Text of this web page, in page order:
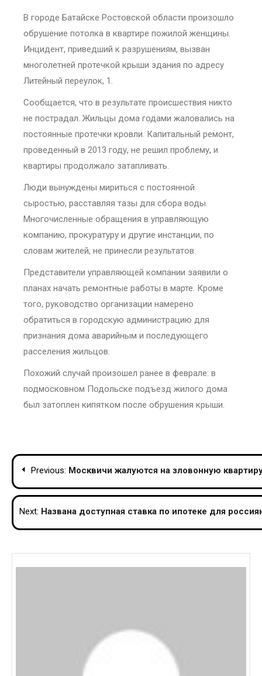
В городе Батайске Ростовской области произошло
обрушение потолка в квартире пожилой женщины.
Инцидент, приведший к разрушениям, вызван
многолетней протечкой крыши здания по адресу
Литейный переулок, 1.
Сообщается, что в результате происшествия никто
не пострадал. Жильцы дома годами жаловались на
постоянные протечки кровли. Капитальный ремонт,
проведенный в 2013 году, не решил проблему, и
квартиры продолжало затапливать.
Люди вынуждены мириться с постоянной
сыростью, расставляя тазы для сбора воды.
Многочисленные обращения в управляющую
компанию, прокуратуру и другие инстанции, по
словам жителей, не принесли результатов.
Представители управляющей компании заявили о
планах начать ремонтные работы в марте. Кроме
того, руководство организации намерено
обратиться в городскую администрацию для
признания дома аварийным и последующего
расселения жильцов.
Похожий случай произошел ранее в феврале: в
подмосковном Подольске подъезд жилого дома
был затоплен кипятком после обрушения крыши.
Post
navigation
Previous: Москвичи жалуются на зловонную
Next: Названа доступная ставка по ипотеке для